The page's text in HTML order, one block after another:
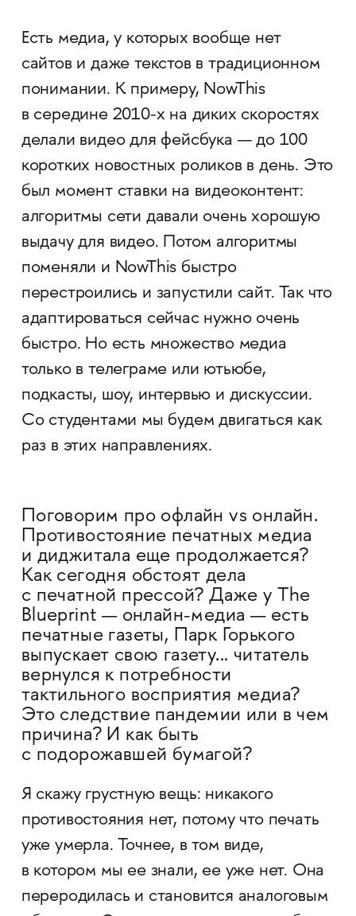
Есть медиа, у которых вообще нет
сайтов и даже текстов в традиционном
понимании. К примеру, NowThis
в середине 2010-х на диких скоростях
делали видео для фейсбука — до 100
коротких новостных роликов в день. Это
был момент ставки на видеоконтент:
алгоритмы сети давали очень хорошую
выдачу для видео. Потом алгоритмы
поменяли и NowThis быстро
перестроились и запустили сайт. Так что
адаптироваться сейчас нужно очень
быстро. Но есть множество медиа
только в телеграме или ютьюбе,
подкасты, шоу, интервью и дискуссии.
Со студентами мы будем двигаться как
раз в этих направлениях.
Поговорим про офлайн vs онлайн.
Противостояние печатных медиа
и диджитала еще продолжается?
Как сегодня обстоят дела
с печатной прессой? Даже у The
Blueprint — онлайн-медиа — есть
печатные газеты, Парк Горького
выпускает свою газету... читатель
вернулся к потребности
тактильного восприятия медиа?
Это следствие пандемии или в чем
причина? И как быть
с подорожавшей бумагой?
Я скажу грустную вещь: никакого
противостояния нет, потому что печать
уже умерла. Точнее, в том виде,
в котором мы ее знали, ее уже нет. Она
переродилась и становится аналоговым